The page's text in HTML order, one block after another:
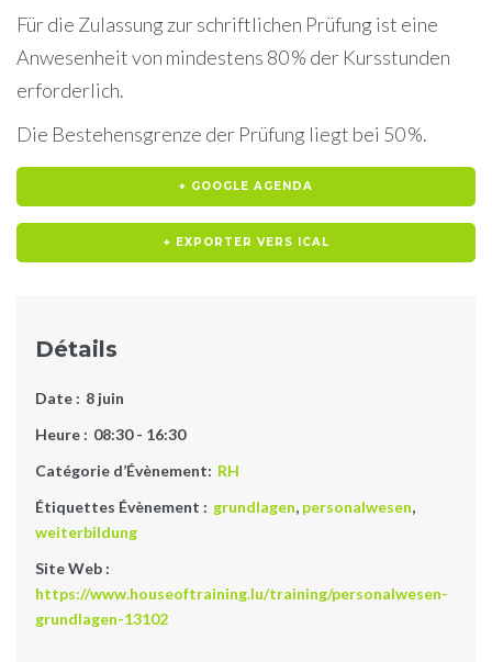
Für die Zulassung zur schriftlichen Prüfung ist eine
Anwesenheit von mindestens 80 % der Kursstunden
erforderlich.
Die Bestehensgrenze der Prüfung liegt bei 50 %.
+ GOOGLE AGENDA
+ EXPORTER VERS ICAL
Détails
Date : 8 juin
Heure : 08:30 - 16:30
Catégorie d’Évènement: RH
Étiquettes Évènement : grundlagen, personalwesen,
weiterbildung
Site Web :
https://www.houseoftraining.lu/training/personalwesen-
grundlagen-13102